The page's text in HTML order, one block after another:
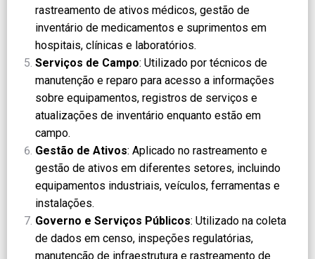
rastreamento de ativos médicos, gestão de
inventário de medicamentos e suprimentos em
hospitais, clínicas e laboratórios.
Serviços de Campo: Utilizado por técnicos de
manutenção e reparo para acesso a informações
sobre equipamentos, registros de serviços e
atualizações de inventário enquanto estão em
campo.
Gestão de Ativos: Aplicado no rastreamento e
gestão de ativos em diferentes setores, incluindo
equipamentos industriais, veículos, ferramentas e
instalações.
Governo e Serviços Públicos: Utilizado na coleta
de dados em censo, inspeções regulatórias,
manutenção de infraestrutura e rastreamento de